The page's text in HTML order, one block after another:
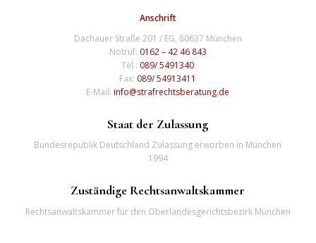
Anschrift
Dachauer Straße 201 / EG, 80637 München
Notruf: 0162 – 42 46 843
Tel.: 089/ 5491340
Fax: 089/ 54913411
E-Mail:info@strafrechtsberatung.de
Staat der Zulassung
Bundesrepublik Deutschland Zulassung erworben in München
1994
Zuständige Rechtsanwaltskammer
Rechtsanwaltskammer für den Oberlandesgerichtsbezirk München